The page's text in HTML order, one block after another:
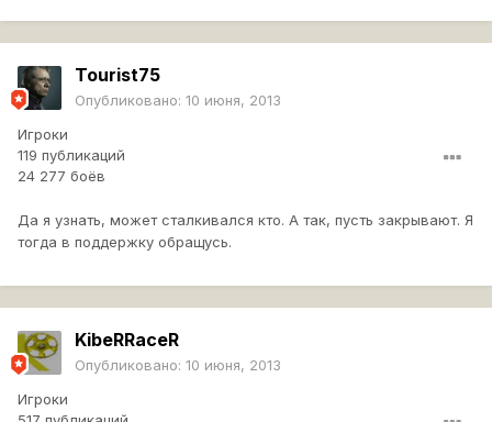
Tourist75
Опубликовано: 10 июня, 2013
Игроки
119 публикаций
24 277 боёв
Да я узнать, может сталкивался кто. А так, пусть закрывают. Я
тогда в поддержку обращусь.
KibeRRaceR
Опубликовано: 10 июня, 2013
Игроки